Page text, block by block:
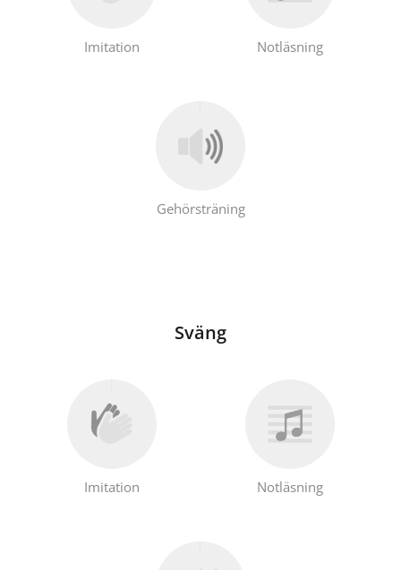
Imitation Notläsning
Gehörsträning
Sväng
Imitation Notläsning